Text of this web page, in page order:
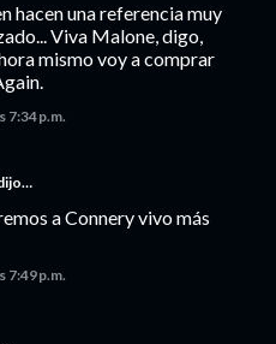
hacen una referencia muy
Viva Malone, digo,
mismo voy a comprar
7:34 p.m.
a Connery vivo más
7:49 p.m.